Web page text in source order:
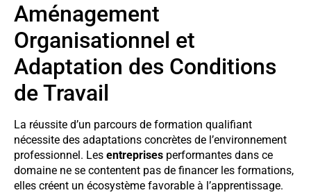
Aménagement
Organisationnel et
Adaptation des Conditions
de Travail
La réussite d’un parcours de formation qualifiant
nécessite des adaptations concrètes de l’environnement
professionnel. Les entreprises performantes dans ce
domaine ne se contentent pas de financer les formations,
elles créent un écosystème favorable à l’apprentissage.